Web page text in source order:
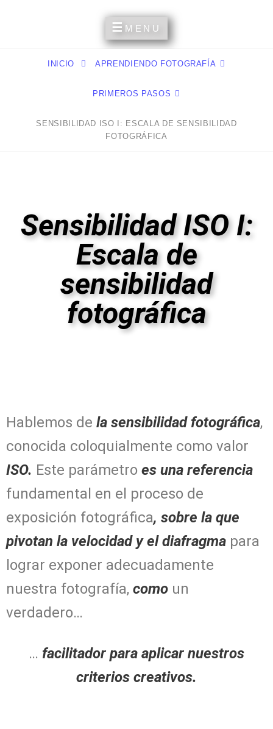
MI RINCÓN PERSONAL
Un Espacio Para Compartir Mis Aficiones Y Experiencias
MENU
INICIO APRENDIENDO FOTOGRAFÍA
PRIMEROS PASOS
SENSIBILIDAD ISO I: ESCALA DE SENSIBILIDAD
FOTOGRÁFICA
Sensibilidad ISO I:
Escala de
sensibilidad
fotográfica
Hablemos de la sensibilidad fotográfica,
conocida coloquialmente como valor
ISO. Este parámetro es una referencia
fundamental en el proceso de
exposición fotográfica, sobre la que
pivotan la velocidad y el diafragma para
lograr exponer adecuadamente
nuestra fotografía, como un
verdadero…
… facilitador para aplicar nuestros
criterios creativos.